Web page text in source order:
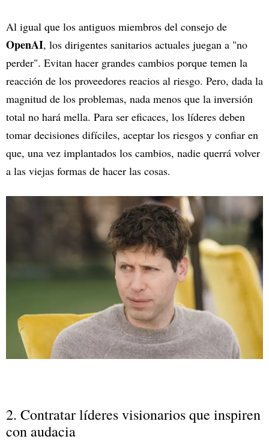
Al igual que los antiguos miembros del consejo de
OpenAI, los dirigentes sanitarios actuales juegan a "no
perder". Evitan hacer grandes cambios porque temen la
reacción de los proveedores reacios al riesgo. Pero, dada la
magnitud de los problemas, nada menos que la inversión
total no hará mella. Para ser eficaces, los líderes deben
tomar decisiones difíciles, aceptar los riesgos y confiar en
que, una vez implantados los cambios, nadie querrá volver
a las viejas formas de hacer las cosas.
2. Contratar líderes visionarios que inspiren
con audacia